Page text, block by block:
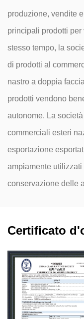
produzione, vendite
principali prodotti
stesso tempo, la
di prodotti al
nastro a doppia
prodotti vendono
autonome. La
commerciali esteri
esportazione
ampiamente
conservazione delle
Certificato